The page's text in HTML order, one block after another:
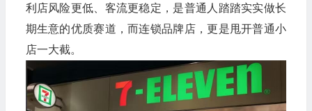
利店风险更低、客流更稳定，是普通人踏踏实实做长
期生意的优质赛道，而连锁品牌店，更是甩开普通小
店一大截。